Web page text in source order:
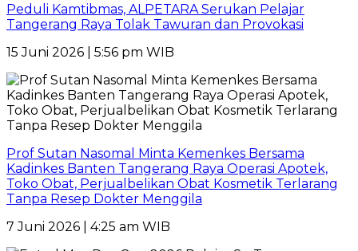
Peduli Kamtibmas, ALPETARA Serukan Pelajar
Tangerang Raya Tolak Tawuran dan Provokasi
15 Juni 2026 | 5:56 pm WIB
Prof Sutan Nasomal Minta Kemenkes Bersama
Kadinkes Banten Tangerang Raya Operasi Apotek,
Toko Obat, Perjualbelikan Obat Kosmetik Terlarang
Tanpa Resep Dokter Menggila
7 Juni 2026 | 4:25 am WIB